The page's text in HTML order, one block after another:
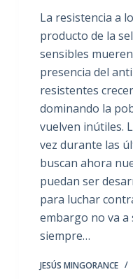
La resistencia a
producto de la
sensibles
presencia del
resistentes
dominando la
vuelven inútiles.
vez durante las
buscan ahora
puedan ser
para luchar
embargo no va a
siempre…
JESÚS MINGORANCE